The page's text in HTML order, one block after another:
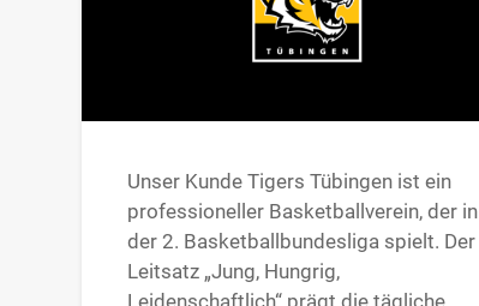
Unser Kunde Tigers Tübingen ist ein
professioneller Basketballverein, der in
der 2. Basketballbundesliga spielt. Der
Leitsatz „Jung, Hungrig,
Leidenschaftlich“ prägt die tägliche